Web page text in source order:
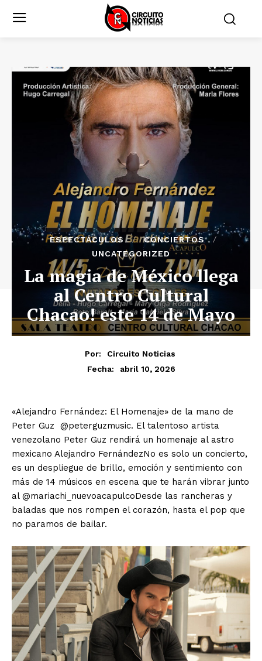
ESPECTÁCULOS
CONCIERTOS
UNCATEGORIZED
La magia de México llega
al Centro Cultural
Chacao! este 14 de Mayo
Por:
Circuito Noticias
Fecha:
abril 10, 2026
«Alejandro Fernández: El Homenaje» de la mano de
Peter Guz @peterguzmusic. El talentoso artista
venezolano Peter Guz rendirá un homenaje al astro
mexicano Alejandro FernándezNo es solo un concierto,
es un despliegue de brillo, emoción y sentimiento con
más de 14 músicos en escena que te harán vibrar junto
al @mariachi_nuevoacapulcoDesde las rancheras y
baladas que nos rompen el corazón, hasta el pop que
no paramos de bailar.